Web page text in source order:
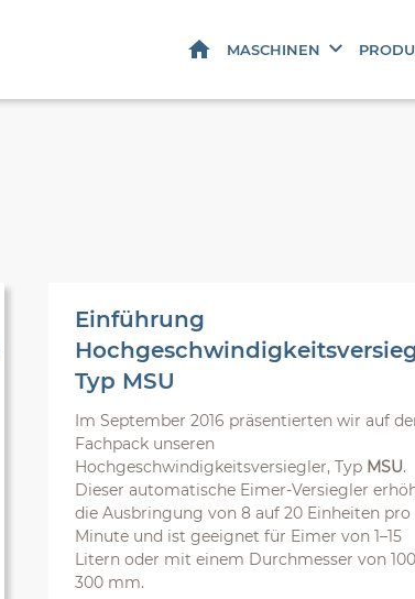
STARTSEITE
MASCHINEN
Einführung
Typ MSU
Im September 2016 präsentierten wir auf
Fachpack unseren
Hochgeschwindigkeitsversiegler, Typ MSU.
Dieser automatische Eimer-Versiegler
die Ausbringung von 8 auf 20 Einheiten pro
Minute und ist geeignet für Eimer von 1–15
Litern oder mit einem Durchmesser von
300 mm.